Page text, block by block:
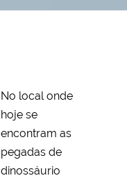
No local onde
hoje se
encontram as
pegadas de
dinossáurio